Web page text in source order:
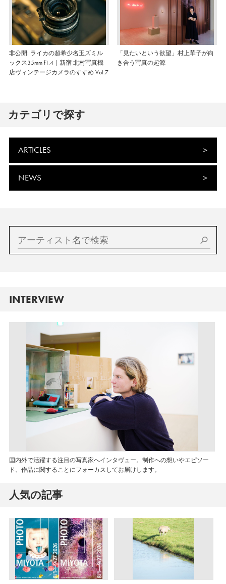
非公開: ライカの超希少名玉ズミル
ックス35mm f1.4｜新宿 北村写真機
店ヴィンテージカメラのすすめ Vol.7
「見たいという欲望」村上華子が向
き合う写真の起源
カテゴリで探す
ARTICLES
NEWS
INTERVIEW
国内外で活躍する注目の写真家へインタヴュー。制作への想いやエピソー
ド、作品に関することにフォーカスしてお届けします。
人気の記事